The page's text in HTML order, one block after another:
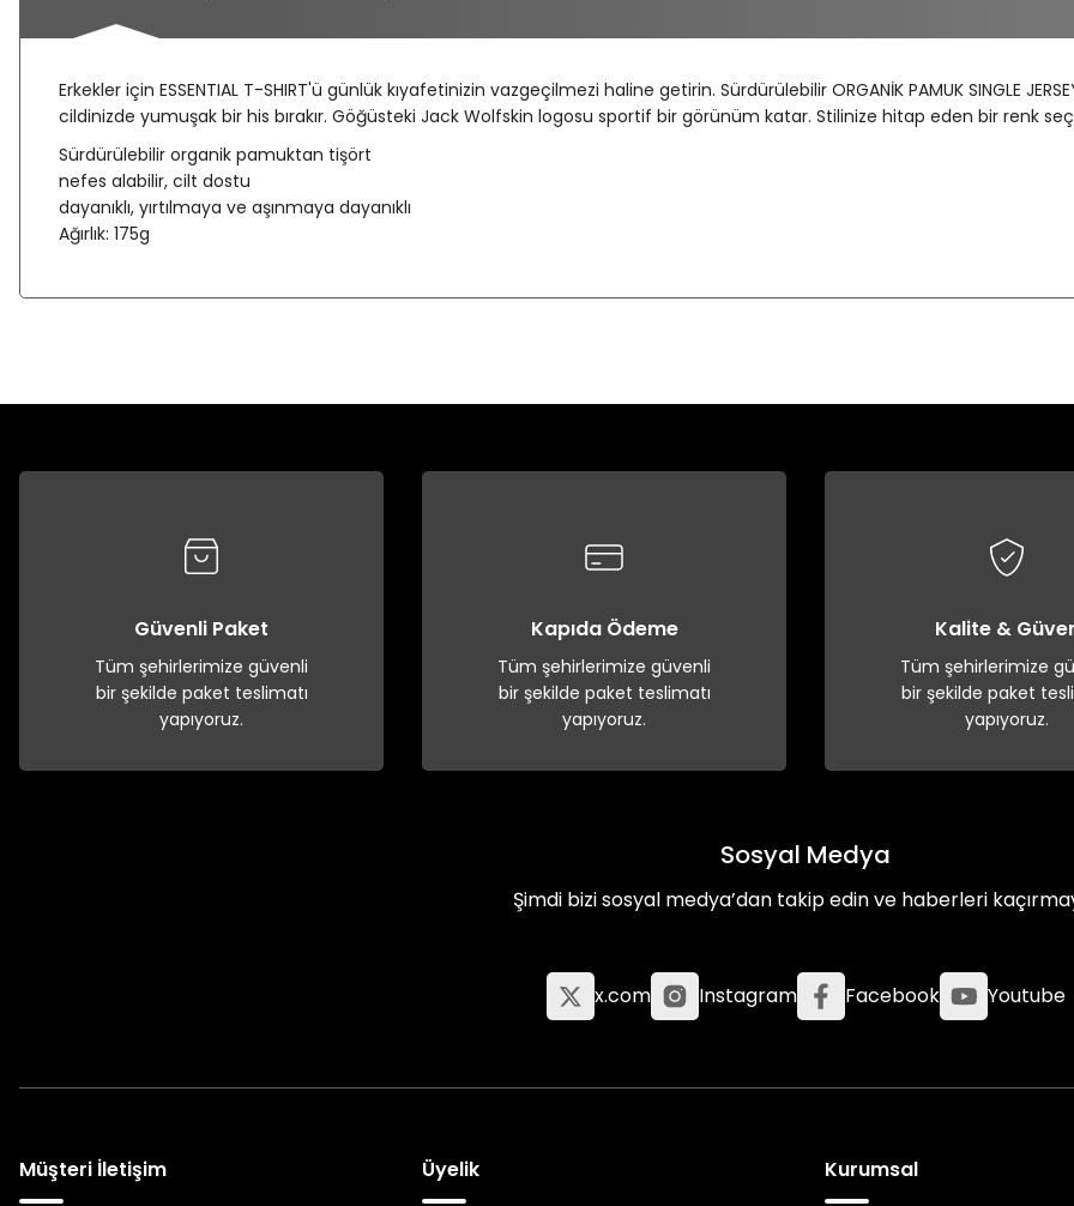
Erkekler için ESSENTIAL T-SHIRT'ü günlük kıyafetinizin vazgeçilmezi haline getirin. Sürdürülebilir ORGANİK PAMUK SINGLE
cildinizde yumuşak bir his bırakır. Göğüsteki Jack Wolfskin logosu sportif bir görünüm katar. Stilinize hitap eden bir renk
Sürdürülebilir organik pamuktan tişört
nefes alabilir, cilt dostu
dayanıklı, yırtılmaya ve aşınmaya dayanıklı
Ağırlık: 175g
Güvenli Paket
Tüm şehirlerimize güvenli
bir şekilde paket teslimatı
yapıyoruz.
Kapıda Ödeme
Tüm şehirlerimize güvenli
bir şekilde paket teslimatı
yapıyoruz.
Kalite &
Tüm şehirlerimize
bir şekilde paket
yapıyoruz.
Sosyal Medya
Şimdi bizi sosyal medya’dan takip edin ve haberleri
x.com Instagram Facebook Youtube
Müşteri İletişim Üyelik Kurumsal